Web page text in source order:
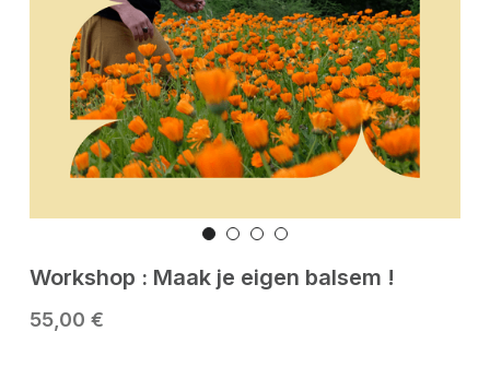
Workshop : Maak je eigen balsem !
55,00 €